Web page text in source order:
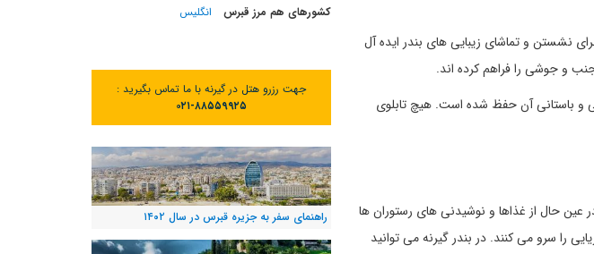
نشستن و تماشای زیبایی های بندر ایده آل
و جوشی را فراهم کرده اند.
و باستانی آن حفظ شده است. هیچ تابلوی
عین حال از غذاها و نوشیدنی های رستوران ها
را سرو می کنند. در بندر گیرنه می توانید
کشورهای هم مرز قبرس
انگلیس
جهت رزرو هتل در گیرنه با ما تماس بگیرید :
۰۲۱-۸۸۵۵۹۹۲۵
راهنمای سفر به جزیره قبرس در سال ۱۴۰۲